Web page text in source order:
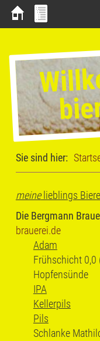
Sie sind hier:
meinelieblings
Die Bergmann
brauerei.de
Adam
Frühschicht 0,0
Hopfensünde
IPA
Kellerpils
Pils
Schlanke